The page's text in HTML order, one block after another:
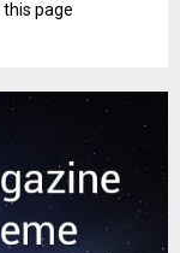
this page